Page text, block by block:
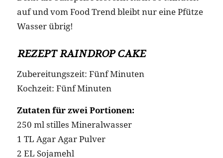
auf und vom Food Trend bleibt nur eine Pfütze
Wasser übrig!
REZEPT RAINDROP CAKE
Zubereitungszeit: Fünf Minuten
Kochzeit: Fünf Minuten
Zutaten für zwei Portionen:
250 ml stilles Mineralwasser
1 TL Agar Agar Pulver
2 EL Sojamehl